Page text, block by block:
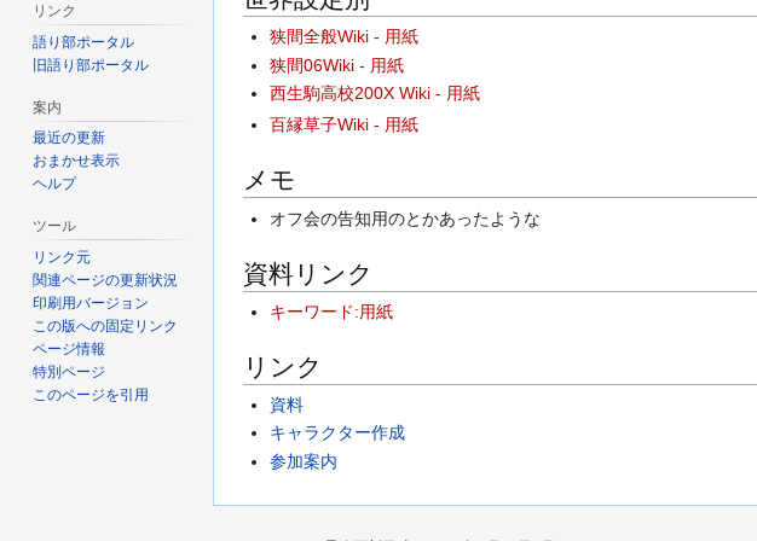
狭間全般Wiki - 用紙
狭間06Wiki - 用紙
西生駒高校200X Wiki - 用紙
百縁草子Wiki - 用紙
メモ
オフ会の告知用のとかあったような
資料リンク
キーワード:用紙
リンク
資料
キャラクター作成
参加案内
リンク
語り部ポータル
旧語り部ポータル
案内
最近の更新
おまかせ表示
ヘルプ
ツール
リンク元
関連ページの更新状況
印刷用バージョン
この版への固定リンク
ページ情報
特別ページ
このページを引用